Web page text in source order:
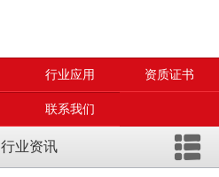
行业应用 资质证书
联系我们
行业资讯